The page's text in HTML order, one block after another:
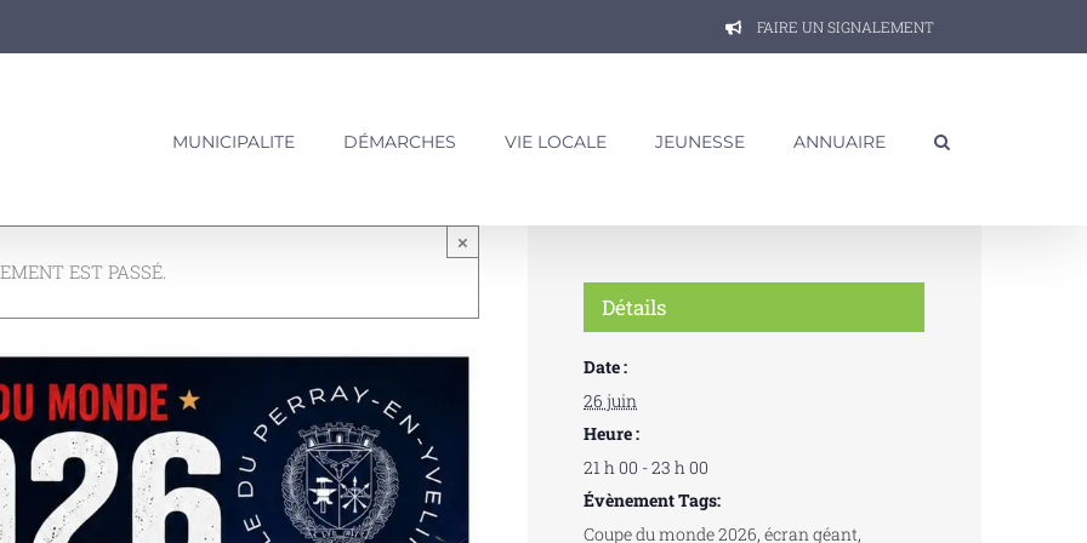
FAIRE UN SIGNALEMENT
MUNICIPALITE DÉMARCHES VIE LOCALE JEUNESSE ANNUAIRE
EST PASSÉ.
×
Détails
Date :
26 juin
Heure :
21 h 00 - 23 h 00
Évènement Tags:
Coupe du monde 2026,écran géant,